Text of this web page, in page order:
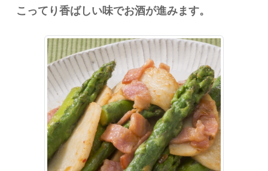
こってり香ばしい味でお酒が進みます。